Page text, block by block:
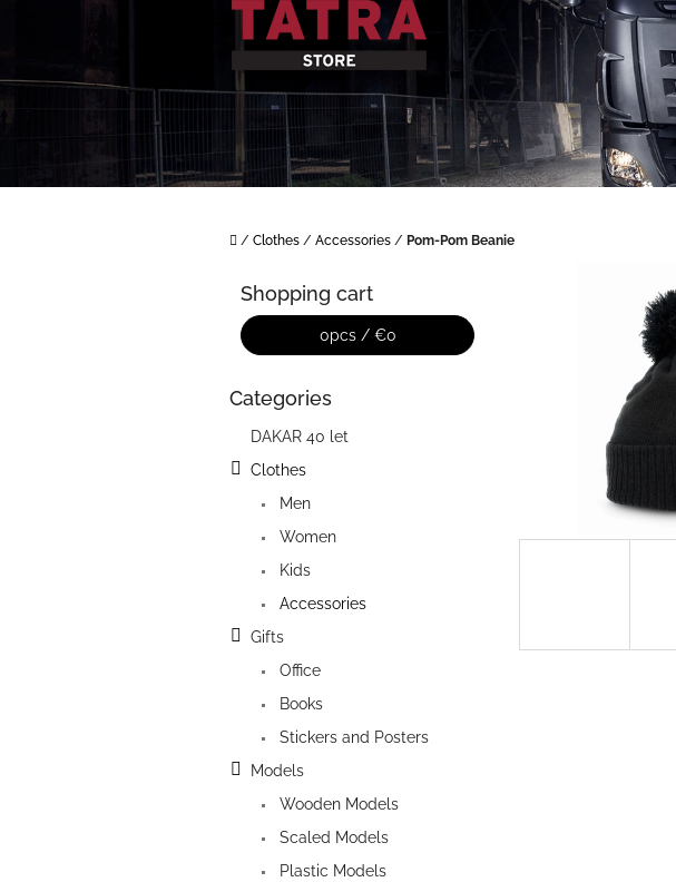
Home
/ Clothes / Accessories / Pom-Pom Beanie
Shopping cart
0pcs / €0
Skip
Categories
DAKAR 40 let
Clothes
Men
Women
Kids
Accessories
Gifts
Office
Books
Stickers and Posters
Models
Wooden Models
Scaled Models
Plastic Models